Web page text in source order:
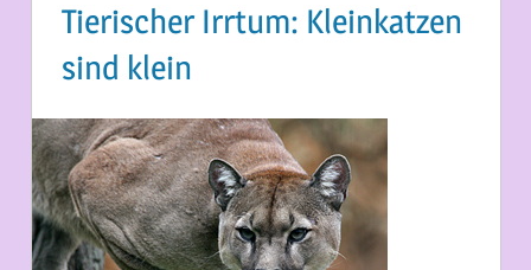
Tierischer Irrtum: Kleinkatzen
sind klein